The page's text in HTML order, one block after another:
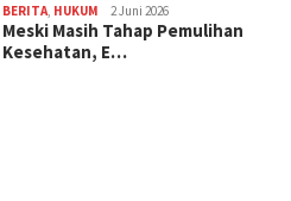
BERITA HUKUM 2 Juni 2026
Meski Masih Tahap Pemulihan
Kesehatan, E…